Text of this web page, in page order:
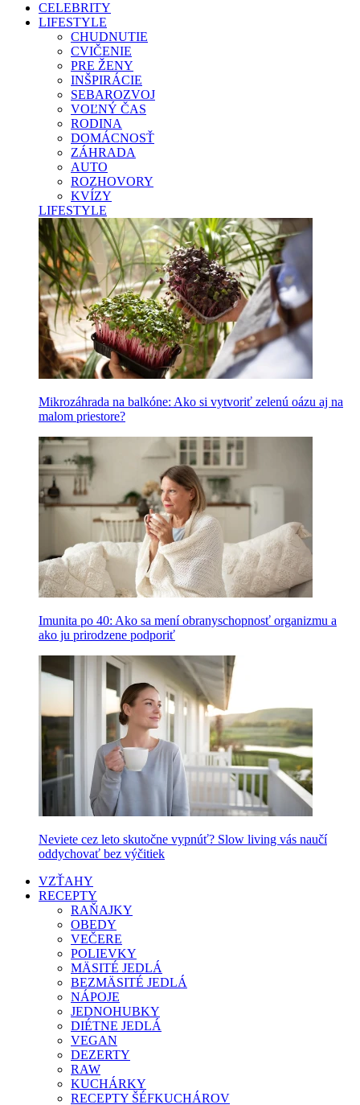
CELEBRITY
LIFESTYLE
CHUDNUTIE
CVIČENIE
PRE ŽENY
INŠPIRÁCIE
SEBAROZVOJ
VOĽNÝ ČAS
RODINA
DOMÁCNOSŤ
ZÁHRADA
AUTO
ROZHOVORY
KVÍZY
LIFESTYLE
Mikrozáhrada na balkóne: Ako si vytvoriť zelenú oázu aj na
malom priestore?
Imunita po 40: Ako sa mení obranyschopnosť organizmu a
ako ju prirodzene podporiť
Neviete cez leto skutočne vypnúť? Slow living vás naučí
oddychovať bez výčitiek
VZŤAHY
RECEPTY
RAŇAJKY
OBEDY
VEČERE
POLIEVKY
MÄSITÉ JEDLÁ
BEZMÄSITÉ JEDLÁ
NÁPOJE
JEDNOHUBKY
DIÉTNE JEDLÁ
VEGAN
DEZERTY
RAW
KUCHÁRKY
RECEPTY ŠÉFKUCHÁROV